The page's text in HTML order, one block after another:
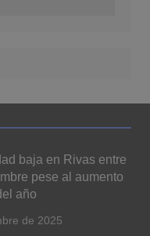
baja en Rivas entre
pese al aumento
año
de 2025